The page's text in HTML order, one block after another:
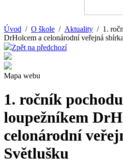
Úvod / O škole / Aktuality / 1.
DrHolcem a celonárodní veřejná
Zpět na předchozí
Mapa webu
1. ročník
loupežníkem
celonárodní
Světlušku